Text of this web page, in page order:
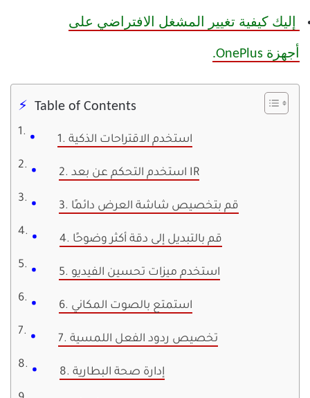
إليك كيفية تغيير المشغل الافتراضي على
أجهزة OnePlus.
Table of Contents
1. استخدم الاقتراحات الذكية
2. استخدم التحكم عن بعد IR
3. قم بتخصيص شاشة العرض دائمًا
4. قم بالتبديل إلى دقة أكثر وضوحًا
5. استخدم ميزات تحسين الفيديو
6. استمتع بالصوت المكاني
7. تخصيص ردود الفعل اللمسية
8. إدارة صحة البطارية